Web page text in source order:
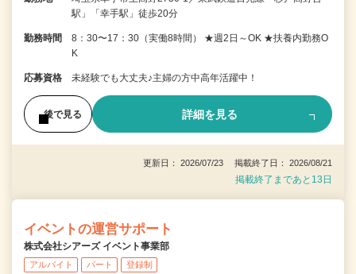
駅」「幸手駅」徒歩20分
勤務時間
8：30〜17：30（実働8時間） ★週2日～OK ★扶養内勤務O
K
応募資格 未経験でも大丈夫♪主婦の方中高年活躍中！
後で見る 詳細を見る
更新日： 2026/07/23 掲載終了日： 2026/08/21
掲載終了まであと13日
イベントの運営サポート
株式会社シアーズ イベント事業部
アルバイト パート 登録制